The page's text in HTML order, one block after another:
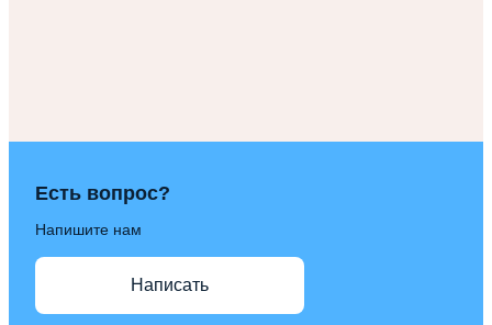
Есть вопрос?
Напишите нам
Написать